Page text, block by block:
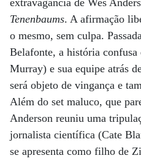
extravagância de Wes
Tenenbaums. A afirmação
o mesmo, sem culpa.
Belafonte, a história
Murray) e sua equipe atrás
será objeto de vingança e
Além do set maluco, que
Anderson reuniu uma
jornalista científica (Cate
se apresenta como filho de